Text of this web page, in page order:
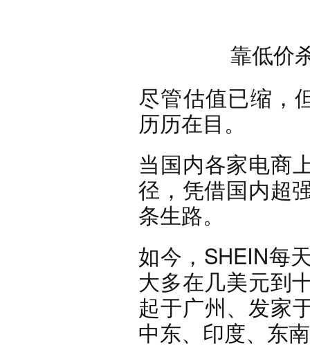
靠低价
尽管估值已缩，
历历在目。
当国内各家电商
径，凭借国内超
条生路。
如今，SHEIN每
大多在几美元到
起于广州、发家
中东、印度、东